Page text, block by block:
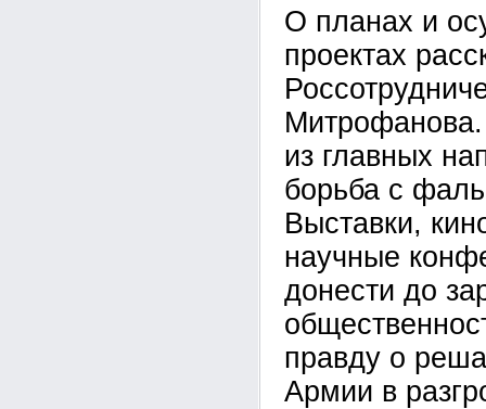
О планах и
проектах
из главных
борьба с
Выставки,
научные
донести до
правду о
Армии в